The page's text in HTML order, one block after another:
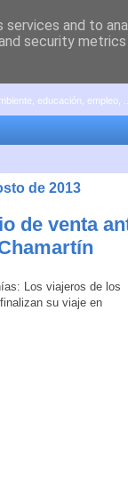
educación, empleo, ...
de 2013
de venta
and to
security